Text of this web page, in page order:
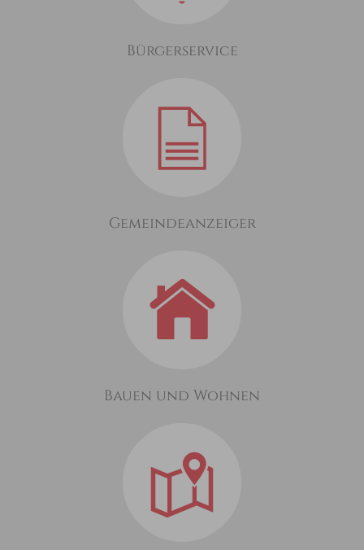
Bürgerservice
Gemeindeanzeiger
Bauen und Wohnen